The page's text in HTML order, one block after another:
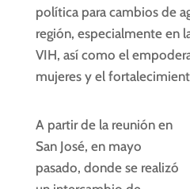
política para cambios de
región, especialmente en
VIH, así como el
mujeres y el
A partir de la reunión en
San José, en mayo
pasado, donde se realizó